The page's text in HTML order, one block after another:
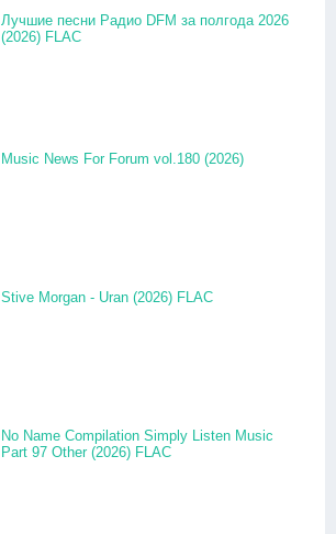
Лучшие песни Радио DFM за полгода 2026
(2026) FLAC
Music News For Forum vol.180 (2026)
Stive Morgan - Uran (2026) FLAC
No Name Compilation Simply Listen Music
Part 97 Other (2026) FLAC